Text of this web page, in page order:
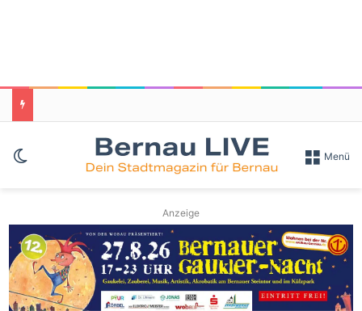
Skin umschalten Menü
Anzeige